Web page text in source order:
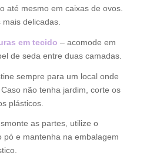
até mesmo em caixas de ovos.
delicadas.
em tecido – acomode em
de seda entre duas camadas.
sempre para um local onde
não tenha jardim, corte os
plásticos.
as partes, utilize o
e mantenha na embalagem